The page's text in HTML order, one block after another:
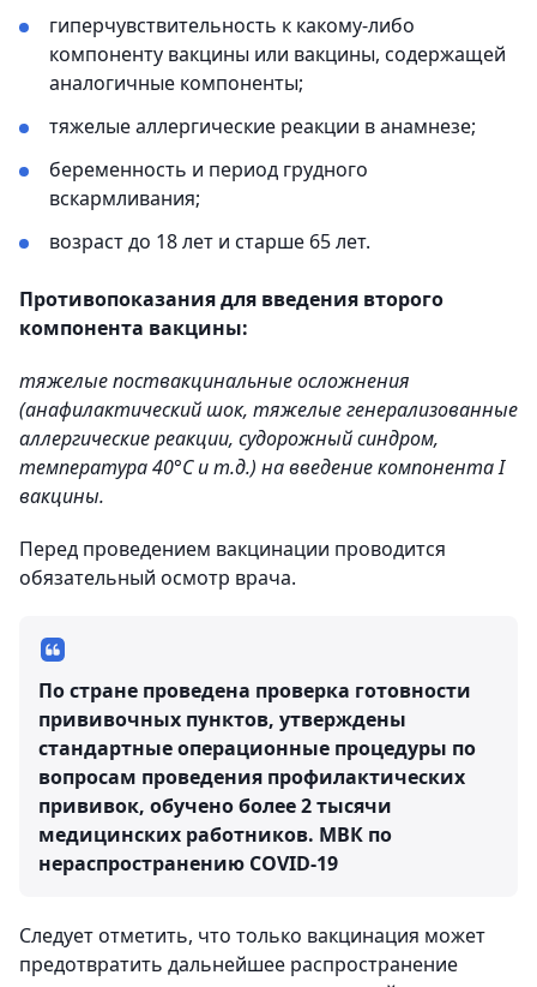
гиперчувствительность к какому-либо
компоненту вакцины или вакцины, содержащей
аналогичные компоненты;
тяжелые аллергические реакции в анамнезе;
беременность и период грудного
вскармливания;
возраст до 18 лет и старше 65 лет.
Противопоказания для введения второго
компонента вакцины:
тяжелые поствакцинальные осложнения
(анафилактический шок, тяжелые генерализованные
аллергические реакции, судорожный синдром,
температура 40°С и т.д.) на введение компонента I
вакцины.
Перед проведением вакцинации проводится
обязательный осмотр врача.
По стране проведена проверка готовности
прививочных пунктов, утверждены
стандартные операционные процедуры по
вопросам проведения профилактических
прививок, обучено более 2 тысячи
медицинских работников. МВК по
нераспространению COVID-19
Следует отметить, что только вакцинация может
предотвратить дальнейшее распространение